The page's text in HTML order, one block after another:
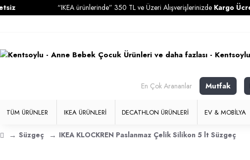
“IKEA ürünlerinde” 350 TL ve Üzeri AlışverişlerinizdeKargo Ücretsiz
En Çok Arananlar Mutfak
TÜM ÜRÜNLER IKEA ÜRÜNLERI DECATHLON ÜRÜNLERI EV & MOBILYA
Süzgeç IKEA KLOCKREN Paslanmaz Çelik Silikon 5 lt Süzgeç